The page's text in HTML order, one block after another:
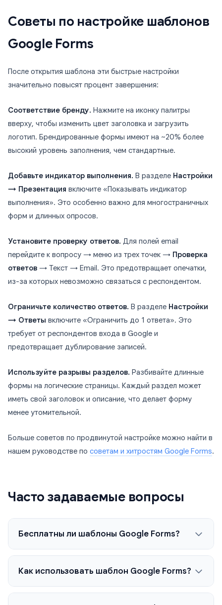
Советы по настройке шаблонов
Google Forms
После открытия шаблона эти быстрые настройки
значительно повысят процент завершения:
Соответствие бренду. Нажмите на иконку палитры
вверху, чтобы изменить цвет заголовка и загрузить
логотип. Брендированные формы имеют на ~20% более
высокий уровень заполнения, чем стандартные.
Добавьте индикатор выполнения. В разделе Настройки
→ Презентация включите «Показывать индикатор
выполнения». Это особенно важно для многостраничных
форм и длинных опросов.
Установите проверку ответов. Для полей email
перейдите к вопросу → меню из трех точек → Проверка
ответов → Текст → Email. Это предотвращает опечатки,
из-за которых невозможно связаться с респондентом.
Ограничьте количество ответов. В разделе Настройки
→ Ответы включите «Ограничить до 1 ответа». Это
требует от респондентов входа в Google и
предотвращает дублирование записей.
Используйте разрывы разделов. Разбивайте длинные
формы на логические страницы. Каждый раздел может
иметь свой заголовок и описание, что делает форму
менее утомительной.
Больше советов по продвинутой настройке можно найти в
нашем руководстве по советам и хитростям Google Forms.
Часто задаваемые вопросы
Бесплатны ли шаблоны Google Forms?
Как использовать шаблон Google Forms?